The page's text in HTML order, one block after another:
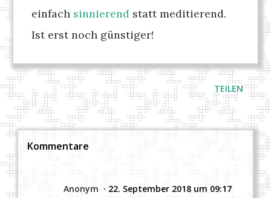
einfach sinnierend statt meditierend.
Ist erst noch günstiger!
TEILEN
Kommentare
Anonym 22. September 2018 um 09:17